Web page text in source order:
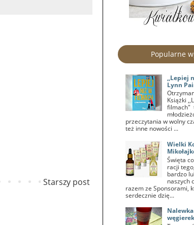
Starszy post
Popularne
,,Lepiej
Lynn
Książki
filmach"
przeczytania w wolny
też inne nowości ...
Wielki
Święta
racji
bardzo
naszych
razem ze Sponsorami,
serdecznie dzię...